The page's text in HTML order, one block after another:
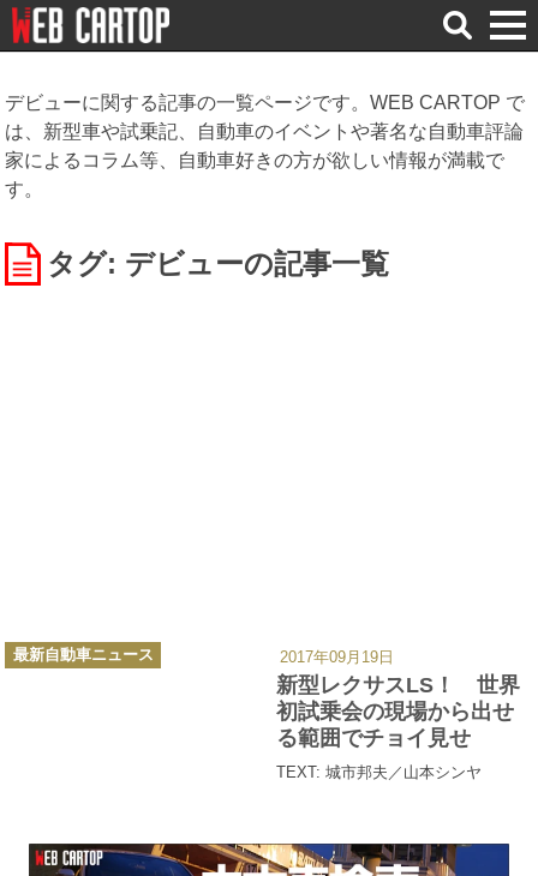
検
索
デビューに関する記事の一覧ページです。WEB CARTOP で
は、新型車や試乗記、自動車のイベントや著名な自動車評論
家によるコラム等、自動車好きの方が欲しい情報が満載で
す。
タグ: デビューの記事一覧
新型レクサスLS！ 世界
初試乗会の現場から出せ
る範囲でチョイ見せ
TEXT: 城市邦夫／山本シンヤ
カ
テ
最新自動車ニュース 2017年09月19日